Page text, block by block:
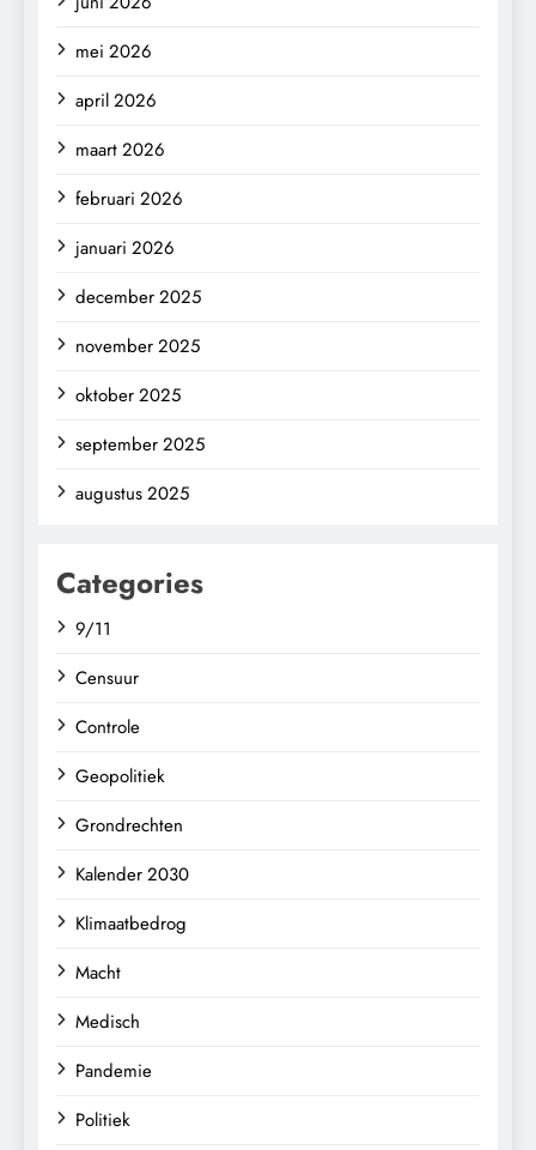
mei 2026
april 2026
maart 2026
februari 2026
januari 2026
december 2025
november 2025
oktober 2025
september 2025
augustus 2025
Categories
9/11
Censuur
Controle
Geopolitiek
Grondrechten
Kalender 2030
Klimaatbedrog
Macht
Medisch
Pandemie
Politiek